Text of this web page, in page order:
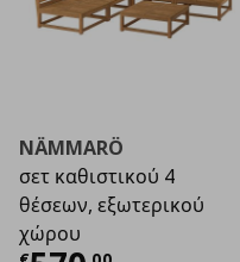
NÄMMARÖ
σετ καθιστικού 4
θέσεων, εξωτερικού
χώρου